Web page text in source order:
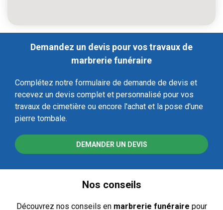
Demandez un devis pour vos travaux de
marbrerie funéraire
Complétez notre formulaire de demande de devis et
recevez un devis complet et personnalisé pour vos
travaux de cimetière ou encore l'achat et la pose d'une
pierre tombale.
DEMANDER UN DEVIS
Nos conseils
Découvrez nos conseils en marbrerie funéraire pour